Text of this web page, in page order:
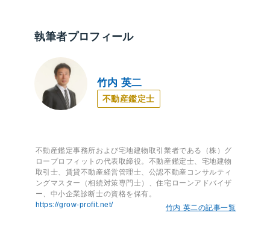
執筆者プロフィール
竹内 英二
不動産鑑定士
不動産鑑定事務所および宅地建物取引業者である（株）グ
ロープロフィットの代表取締役。不動産鑑定士、宅地建物
取引士、賃貸不動産経営管理士、公認不動産コンサルティ
ングマスター（相続対策専門士）、住宅ローンアドバイザ
ー、中小企業診断士の資格を保有。
https://grow-profit.net/
竹内 英二の記事一覧